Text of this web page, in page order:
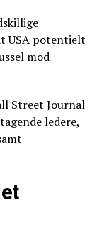
USA potentielt
mod
Street Journal
ledere,